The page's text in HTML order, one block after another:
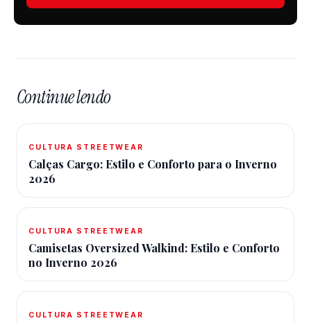
Continue lendo
CULTURA STREETWEAR
Calças Cargo: Estilo e Conforto para o Inverno
2026
CULTURA STREETWEAR
Camisetas Oversized Walkind: Estilo e Conforto
no Inverno 2026
CULTURA STREETWEAR